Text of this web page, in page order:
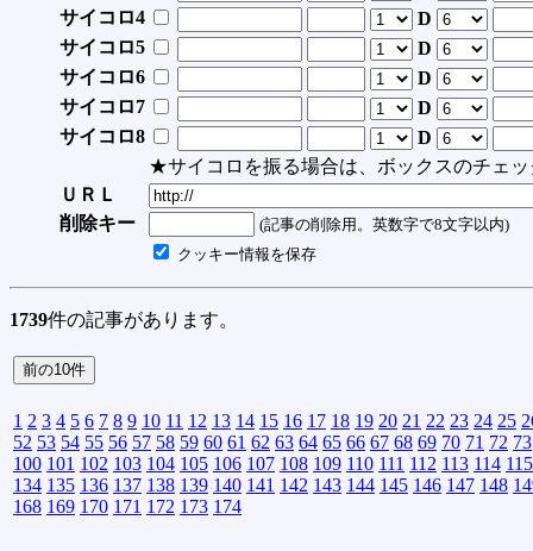
サイコロ4
D
サイコロ5
D
サイコロ6
D
サイコロ7
D
サイコロ8
D
★サイコロを振る場合は、ボックスのチェッ
ＵＲＬ
削除キー
(記事の削除用。英数字で8文字以内)
クッキー情報を保存
1739件の記事があります。
1 2 3 4 5 6 7 8 9 10 11 12 13 14 15 16 17 18 19 20 21 22 23 24 25
52 53 54 55 56 57 58 59 60 61 62 63 64 65 66 67 68 69 70 71 72 73
100 101 102 103 104 105 106 107 108 109 110 111 112 113 114 115
134 135 136 137 138 139 140 141 142 143 144 145 146 147 148
168 169 170 171 172 173 174